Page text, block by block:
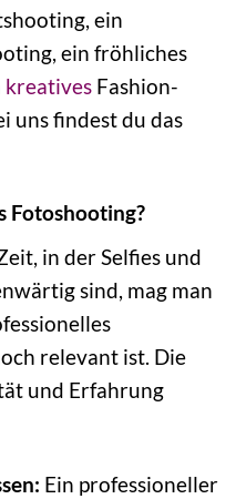
ein
ein fröhliches
kreatives Fashion-
uns findest du das
Fotoshooting?
in der Selfies und
sind, mag man
relevant ist. Die
und Erfahrung
Ein professioneller